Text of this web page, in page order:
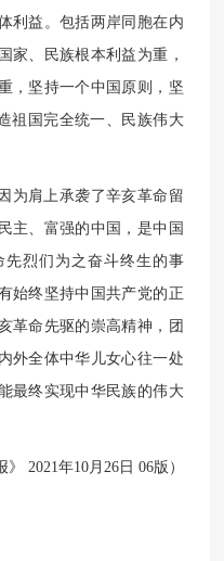
利益。包括两岸同胞在内
家、民族根本利益为重，
，坚持一个中国原则，坚
祖国完全统一、民族伟大
为肩上承袭了辛亥革命留
主、富强的中国，是中国
先烈们为之奋斗终生的事
始终坚持中国共产党的正
革命先驱的崇高精神，团
外全体中华儿女心往一处
最终实现中华民族的伟大
》 2021年10月26日 06版）